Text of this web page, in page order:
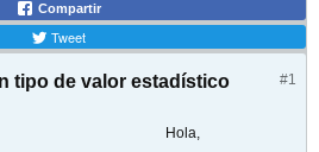
Compartir
Tweet
#1
tipo de valor estadístico
Hola,